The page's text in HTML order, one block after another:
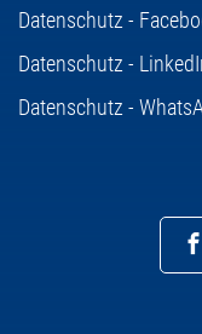
Datenschutz -
Datenschutz -
Datenschutz -